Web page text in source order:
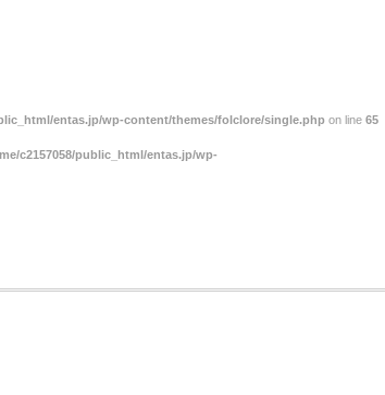
entas.jp/wp-content/themes/folclore/single.php on line 65
c2157058/public_html/entas.jp/wp-